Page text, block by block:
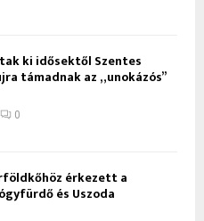
ki idősektől Szentes
támadnak az „unokázós”
0
érkezett a
és Uszoda